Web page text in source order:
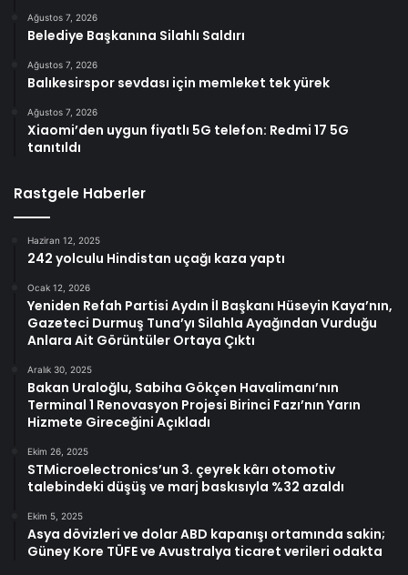
Ağustos 7, 2026
Belediye Başkanına Silahlı Saldırı
Ağustos 7, 2026
Balıkesirspor sevdası için memleket tek yürek
Ağustos 7, 2026
Xiaomi’den uygun fiyatlı 5G telefon: Redmi 17 5G
tanıtıldı
Rastgele Haberler
Haziran 12, 2025
242 yolculu Hindistan uçağı kaza yaptı
Ocak 12, 2026
Yeniden Refah Partisi Aydın İl Başkanı Hüseyin Kaya’nın,
Gazeteci Durmuş Tuna’yı Silahla Ayağından Vurduğu
Anlara Ait Görüntüler Ortaya Çıktı
Aralık 30, 2025
Bakan Uraloğlu, Sabiha Gökçen Havalimanı’nın
Terminal 1 Renovasyon Projesi Birinci Fazı’nın Yarın
Hizmete Gireceğini Açıkladı
Ekim 26, 2025
STMicroelectronics’un 3. çeyrek kârı otomotiv
talebindeki düşüş ve marj baskısıyla %32 azaldı
Ekim 5, 2025
Asya dövizleri ve dolar ABD kapanışı ortamında sakin;
Güney Kore TÜFE ve Avustralya ticaret verileri odakta